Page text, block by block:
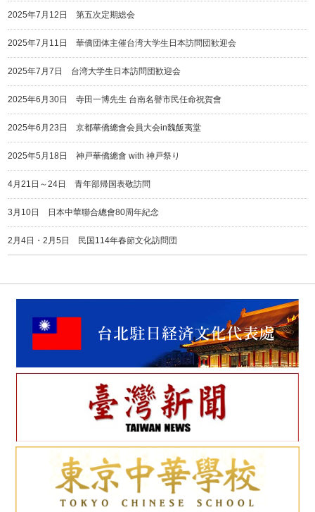
2025年7月12日 第五次定期総会
2025年7月11日 華僑団体主催台湾大学生日本訪問団歓迎会
2025年7月7日 台湾大学生日本訪問団歓迎会
2025年6月30日 寺田一博先生 台南名譽市民任命祝賀會
2025年6月23日 京都華僑總會会員大会in魏飯夷堂
2025年5月18日 神戸華僑總會 with 神戸祭り
4月21日～24日 青年部帰国表敬訪問
3月10日 日本中華聯合總會80周年紀念
2月4日・2月5日 民国114年春節文化訪問団